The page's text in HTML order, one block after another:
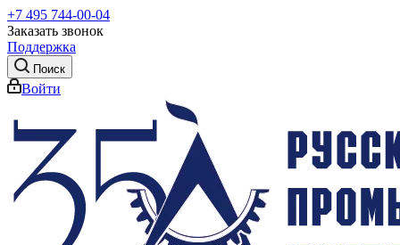
+7 495 744-00-04
Заказать звонок
Поддержка
Поиск
Войти